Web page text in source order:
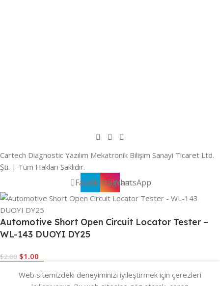
Cartech Diagnostic Yazılım Mekatronik Bilişim Sanayi Ticaret Ltd.
Şti. | Tüm Hakları Saklıdır.
FacebookInstagramWhatsApp
Web sitemizdeki deneyiminizi iyileştirmek için çerezleri
Automotive Short Open Circuit Locator Tester –
WL-143 DUOYI DY25
$2.00 $1.00